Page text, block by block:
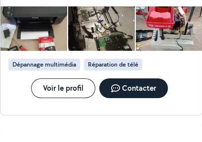
que divers travaux de bricolage >Petits réglages,
démontage/remontage, aide à l'aménagement,
>Peinture, etc. ***Je travaille avec sérieux, soin et
efficacité, en veillant toujours à laisser un travail propre
et bien réalisé. Mon objectif est de trouver des
solutions pratiques et durables selon vos besoins.
Dépannage multimédia Réparation de télé
Voir le profil Contacter